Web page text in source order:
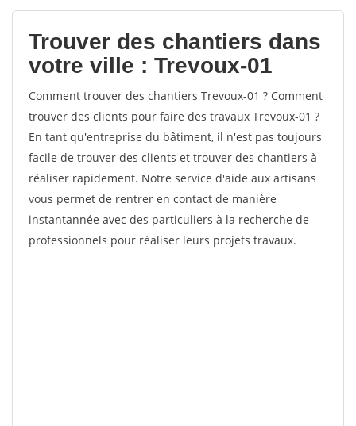
votes
Trouver des chantiers dans
votre ville : Trevoux-01
Comment trouver des chantiers Trevoux-01 ? Comment
trouver des clients pour faire des travaux Trevoux-01 ?
En tant qu'entreprise du bâtiment, il n'est pas toujours
facile de trouver des clients et trouver des chantiers à
réaliser rapidement. Notre service d'aide aux artisans
vous permet de rentrer en contact de manière
instantannée avec des particuliers à la recherche de
professionnels pour réaliser leurs projets travaux.